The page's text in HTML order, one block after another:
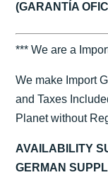
(GARANTÍA
*** We are a
We make Import
and Taxes
Planet without
AVAILABILITY
GERMAN